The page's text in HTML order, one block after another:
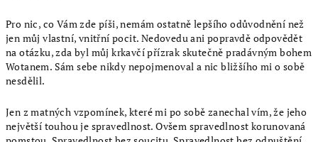
Pro nic, co Vám zde píši, nemám ostatně lepšího odůvodnění než
jen můj vlastní, vnitřní pocit. Nedovedu ani popravdě odpovědět
na otázku, zda byl můj krkavčí přízrak skutečně pradávným bohem
Wotanem. Sám sebe nikdy nepojmenoval a nic bližšího mi o sobě
nesdělil.
Jen z matných vzpomínek, které mi po sobě zanechal vím, že jeho
největší touhou je spravedlnost. Ovšem spravedlnost korunovaná